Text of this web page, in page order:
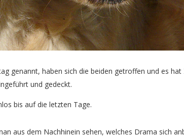
genannt, haben sich die beiden getroffen und es
und gedeckt.
bis auf die letzten Tage.
aus dem Nachhinein sehen, welches Drama sich